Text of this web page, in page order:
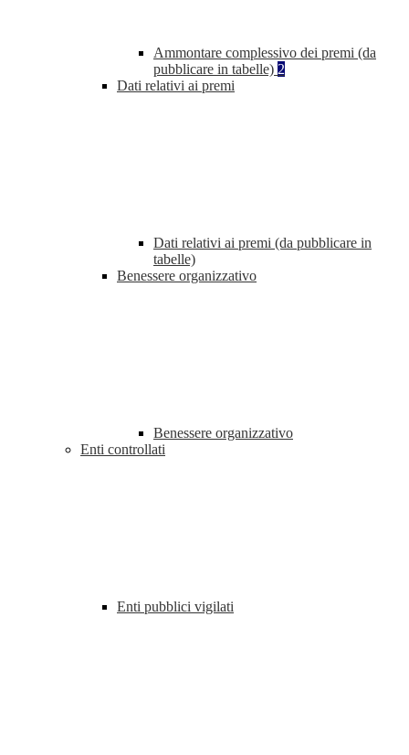
Ammontare complessivo dei premi (da
pubblicare in tabelle) 2
Dati relativi ai premi
Dati relativi ai premi (da pubblicare in
tabelle)
Benessere organizzativo
Benessere organizzativo
Enti controllati
Enti pubblici vigilati